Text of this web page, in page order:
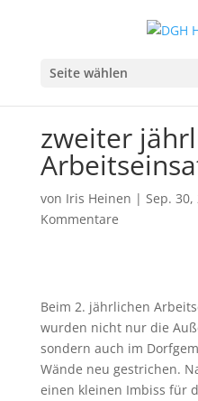
Seite wählen
zweiter
von Iris Heinen | Sep. 30,
Kommentare
Beim 2. jährlichen
wurden nicht nur die
sondern auch im
Wände neu gestrichen.
einen kleinen Imbiss für